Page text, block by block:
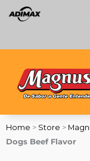
Home > Store >
Dogs Beef Flavor